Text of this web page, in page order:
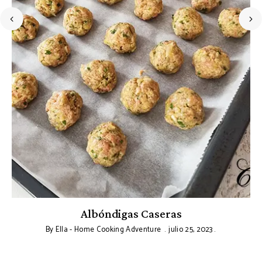
Albóndigas Caseras
ByElla - Home Cooking Adventure julio 25, 2023